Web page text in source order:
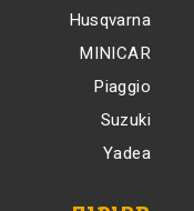
Husqvarna
MINICAR
Piaggio
Suzuki
Yadea